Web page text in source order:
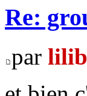
Re:
par